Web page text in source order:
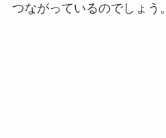
つながっているのでしょう。